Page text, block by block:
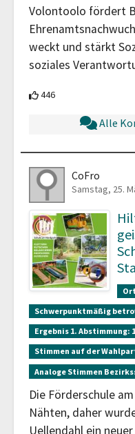
Volontoolo fördert
weckt und stärkt
soziales
446446 Teilnehmende
Alle
CoFro
Samstag, 25.
Schwerpunktmäßig
Ergebnis 1. Abstimmung:
Stimmen auf der
Analoge Stimmen
Die Förderschule
Nähten, daher
Uellendahl ein